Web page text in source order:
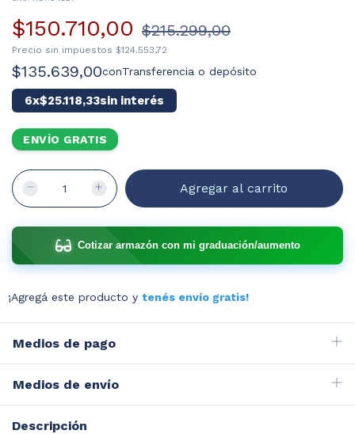
$150.710,00 $215.299,00
Precio sin impuestos $124.553,72
$135.639,00conTransferencia o depósito
6x$25.118,33sin interés
ENVÍO GRATIS
Cotizar armazón con mi graduación/aumento
¡Agregá este producto y tenés envío gratis!
Medios de pago
Medios de envío
Descripción